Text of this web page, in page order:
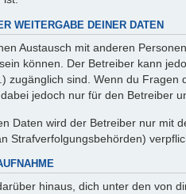
WEITERGABE DEINER DATEN
Austausch mit anderen
können. Der Betreiber kann
zugänglich sind. Wenn du
jedoch nur für den Betreiber
Daten wird der Betreiber nur mit
Strafverfolgungsbehörden)
hinaus, dich unter den von